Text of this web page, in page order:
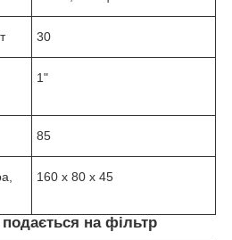
30
1"
85
160 х 80 х 45
на фільтр